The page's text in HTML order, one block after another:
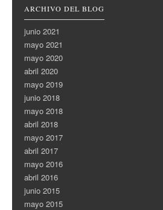
ARCHIVO DEL BLOG
junio 2021
mayo 2021
mayo 2020
abril 2020
mayo 2019
junio 2018
mayo 2018
abril 2018
mayo 2017
abril 2017
mayo 2016
abril 2016
junio 2015
mayo 2015